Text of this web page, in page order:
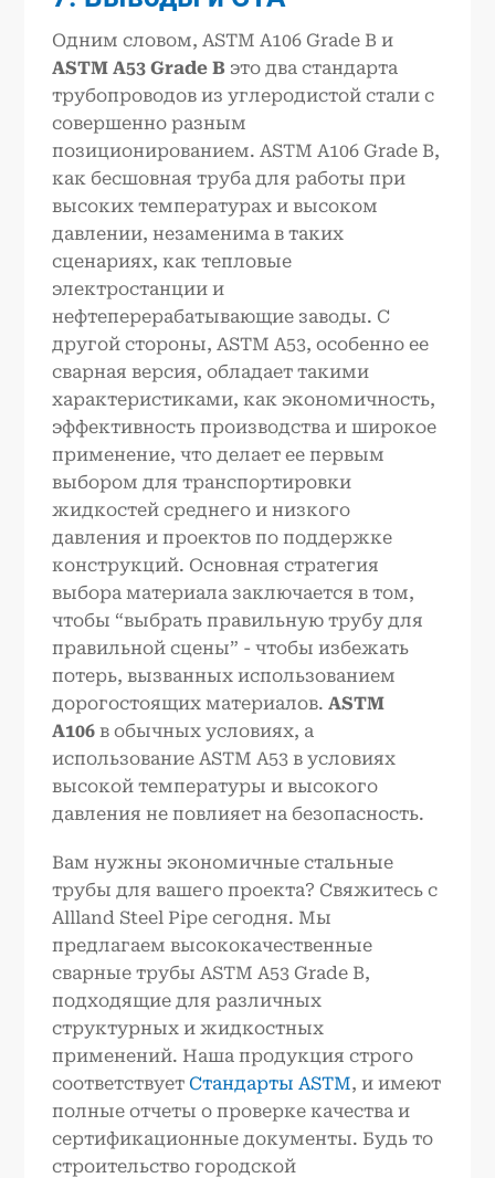
Одним словом, ASTM A106 Grade B и
ASTM A53 Grade B это два стандарта
трубопроводов из углеродистой стали с
совершенно разным
позиционированием. ASTM A106 Grade B,
как бесшовная труба для работы при
высоких температурах и высоком
давлении, незаменима в таких
сценариях, как тепловые
электростанции и
нефтеперерабатывающие заводы. С
другой стороны, ASTM A53, особенно ее
сварная версия, обладает такими
характеристиками, как экономичность,
эффективность производства и широкое
применение, что делает ее первым
выбором для транспортировки
жидкостей среднего и низкого
давления и проектов по поддержке
конструкций. Основная стратегия
выбора материала заключается в том,
чтобы “выбрать правильную трубу для
правильной сцены” - чтобы избежать
потерь, вызванных использованием
дорогостоящих материалов.ASTM
A106 в обычных условиях, а
использование ASTM A53 в условиях
высокой температуры и высокого
давления не повлияет на безопасность.
Вам нужны экономичные стальные
трубы для вашего проекта? Свяжитесь с
Allland Steel Pipe сегодня. Мы
предлагаем высококачественные
сварные трубы ASTM A53 Grade B,
подходящие для различных
структурных и жидкостных
применений. Наша продукция строго
соответствуетСтандарты ASTM, и имеют
полные отчеты о проверке качества и
сертификационные документы. Будь то
строительство городской